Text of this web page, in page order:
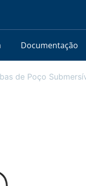
Documentação
de Poço